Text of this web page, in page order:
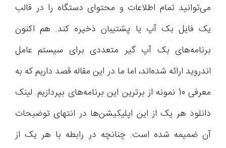
می‌توانید تمام اطلاعات و محتوای دستگاه را در قالب
یک فایل بک آپ یا پشتیبان ذخیره کند. هم اکنون
برنامه‌های بک آپ گیر متعددی برای سیستم عامل
اندروید ارائه شده‌اند، اما ما در این مقاله قصد داریم که به
معرفی 10 نمونه از برترین این برنامه‌های بپردازیم. لینک
دانلود هر یک از این اپلیکیشن‌ها در انتهای توضیحات
آن ضمیمه شده است. چنانچه در رابطه با هر یک از